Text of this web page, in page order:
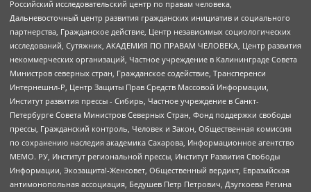
Российский исследовательский центр по правам человека,
Дальневосточный центр развития гражданских инициатив и социального
партнерства, Гражданское действие, Центр независимых социологических
исследований, Сутяжник, АКАДЕМИЯ ПО ПРАВАМ ЧЕЛОВЕКА, Центр развития
некоммерческих организаций, Частное учреждение в Калининграде Совета
Министров северных стран, Гражданское содействие, Трансперенси
Интернешнл-Р, Центр Защиты Прав Средств Массовой Информации,
Институт развития прессы - Сибирь, Частное учреждение в Санкт-
Петербурге Совета Министров Северных Стран, Фонд поддержки свободы
прессы, Гражданский контроль, Человек и Закон, Общественная комиссия
по сохранению наследия академика Сахарова, Информационное агентство
МЕМО. РУ, Институт региональной прессы, Институт Развития Свободы
Информации, Экозащита!-Женсовет, Общественный вердикт, Евразийская
антимонопольная ассоциация, Бедушев Петр Петрович, Дзугкоева Регина